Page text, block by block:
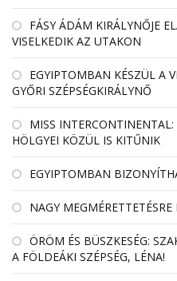
FÁSY ÁDÁM KIRÁLYNŐJE
VISELKEDIK AZ UTAKON
EGYIPTOMBAN KÉSZÜL A
GYŐRI SZÉPSÉGKIRÁLYNŐ
MISS
HÖLGYEI KÖZÜL IS KITŰNIK
EGYIPTOMBAN
NAGY
ÖRÖM ÉS BÜSZKESÉG:
A FÖLDEÁKI SZÉPSÉG, LÉNA!